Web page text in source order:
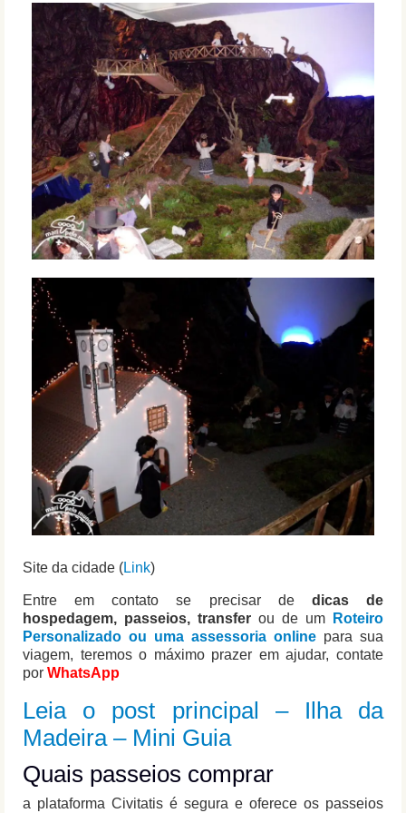
Site da cidade (Link)
Entre em contato se precisar de dicas de
hospedagem, passeios, transfer ou de um
Roteiro
Personalizado ou uma assessoria online para sua
viagem, teremos o máximo prazer em ajudar, contate
por WhatsApp
Leia o post principal – Ilha da
Madeira – Mini Guia
Quais passeios comprar
a plataforma Civitatis é segura e oferece os passeios